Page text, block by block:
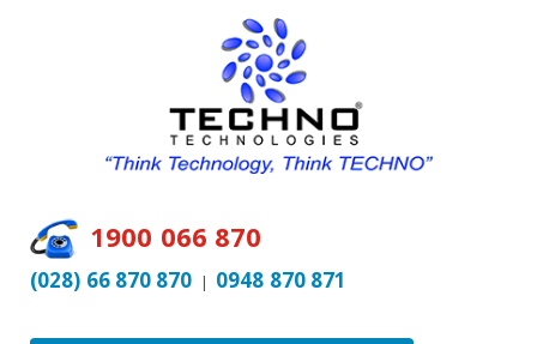
1900 066 870
(028) 66 870 870 | 0948 870 871